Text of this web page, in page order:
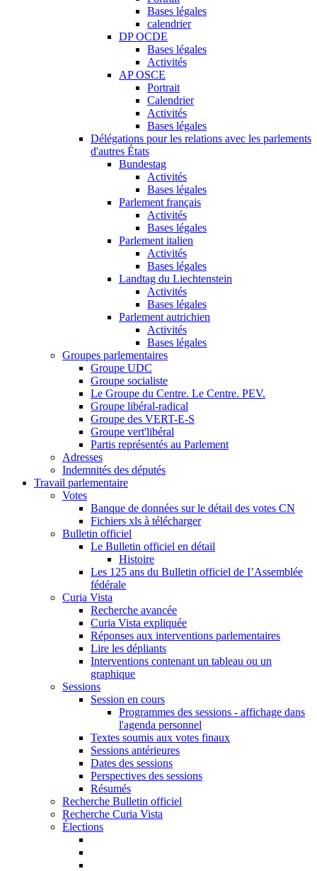
Bases légales
calendrier
DP OCDE
Bases légales
Activités
AP OSCE
Portrait
Calendrier
Activités
Bases légales
Délégations pour les relations avec les parlements
d'autres États
Bundestag
Activités
Bases légales
Parlement français
Activités
Bases légales
Parlement italien
Activités
Bases légales
Landtag du Liechtenstein
Activités
Bases légales
Parlement autrichien
Activités
Bases légales
Groupes parlementaires
Groupe UDC
Groupe socialiste
Le Groupe du Centre. Le Centre. PEV.
Groupe libéral-radical
Groupe des VERT-E-S
Groupe vert'libéral
Partis représentés au Parlement
Adresses
Indemnités des députés
Travail parlementaire
Votes
Banque de données sur le détail des votes CN
Fichiers xls à télécharger
Bulletin officiel
Le Bulletin officiel en détail
Histoire
Les 125 ans du Bulletin officiel de I’Assemblée
fédérale
Curia Vista
Recherche avancée
Curia Vista expliquée
Réponses aux interventions parlementaires
Lire les dépliants
Interventions contenant un tableau ou un
graphique
Sessions
Session en cours
Programmes des sessions - affichage dans
l'agenda personnel
Textes soumis aux votes finaux
Sessions antérieures
Dates des sessions
Perspectives des sessions
Résumés
Recherche Bulletin officiel
Recherche Curia Vista
Élections